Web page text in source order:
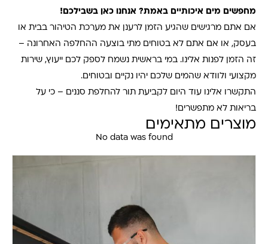
מחפשים מים איכותיים באמת? אנחנו כאן בשבילכם !
אם אתם מרגישים שהגיע הזמן לרענן את מערכת הטיהור בבית או
בעסק, או אם אתם לא בטוחים מתי בוצעה ההחלפה האחרונה –
זה הזמן לפנות אלינו. במי בראשית נשמח לספק לכם ייעוץ, שירות
מקצועי ולוודא שהמים שלכם יהיו נקיים ובטוחים.
התקשרו אלינו עוד היום לקביעת תור להחלפת סננים – כי על
בריאות לא מתפשרים !
מוצרים מתאימים
No data was found